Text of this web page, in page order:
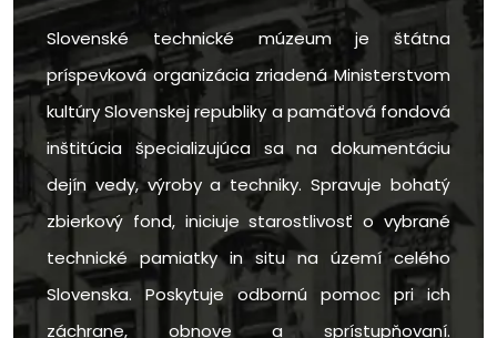
Slovenské technické múzeum je štátna
príspevková organizácia zriadená Ministerstvom
kultúry Slovenskej republiky a pamäťová fondová
inštitúcia špecializujúca sa na dokumentáciu
dejín vedy, výroby a techniky. Spravuje bohatý
zbierkový fond, iniciuje starostlivosť o vybrané
technické pamiatky in situ na území celého
Slovenska. Poskytuje odbornú pomoc pri ich
záchrane, obnove a sprístupňovaní.